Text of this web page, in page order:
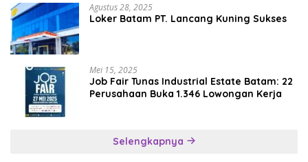
Agustus 28, 2025
Loker Batam PT. Lancang Kuning Sukses
Mei 15, 2025
Job Fair Tunas Industrial Estate Batam: 22
Perusahaan Buka 1.346 Lowongan Kerja
Selengkapnya